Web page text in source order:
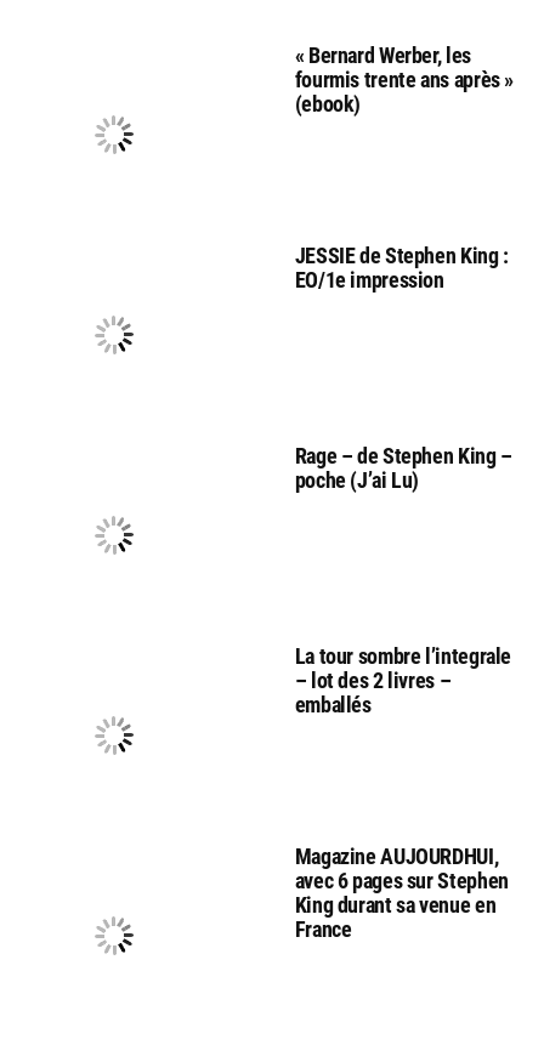
« Bernard Werber, les
fourmis trente ans après »
(ebook)
JESSIE de Stephen King :
EO/1e impression
Rage – de Stephen King –
poche (J’ai Lu)
La tour sombre l’integrale
– lot des 2 livres –
emballés
Magazine AUJOURDHUI,
avec 6 pages sur Stephen
King durant sa venue en
France